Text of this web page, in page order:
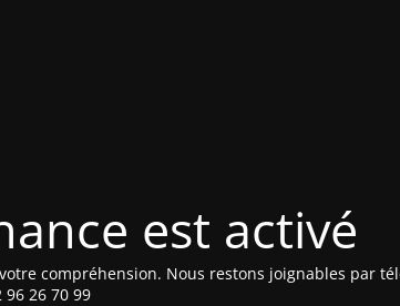
est activé
compréhension. Nous restons joignables par
96 26 70 99